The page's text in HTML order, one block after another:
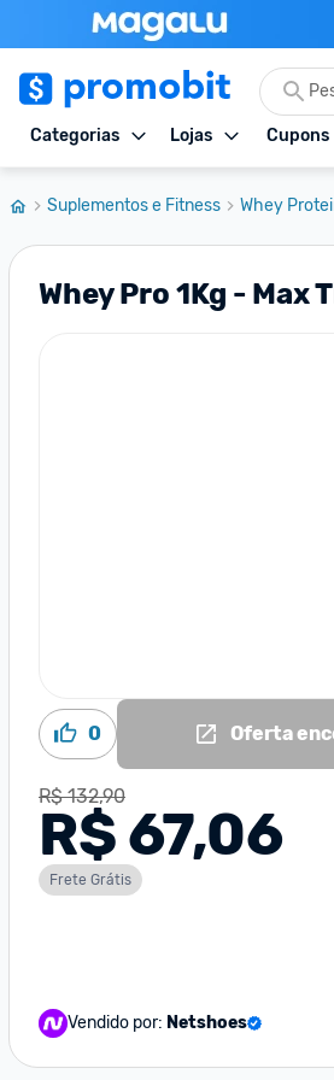
Categorias Lojas Cupons
Suplementos e Fitness Whey
Whey Pro 1Kg - Max
0 Oferta
R$ 132,90
R$ 67,06
Frete Grátis
Vendido por: Netshoes